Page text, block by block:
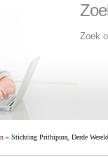
Zoek
» Stichting Prithipura, Derde